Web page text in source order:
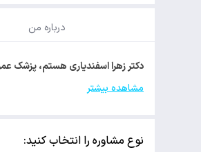
درباره من
دکتر زهرا اسفندیاری هستم، پزشک عمومی. با کد نظام پزشکی
مشاهده بیشتر
نوع مشاوره را انتخاب کنید: